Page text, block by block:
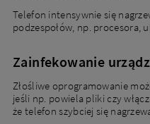
Telefon intensywnie się
podzespołów, np. procesora,
Zainfekowanie
Złośliwe oprogramowanie
jeśli np. powiela pliki czy
że telefon szybciej się